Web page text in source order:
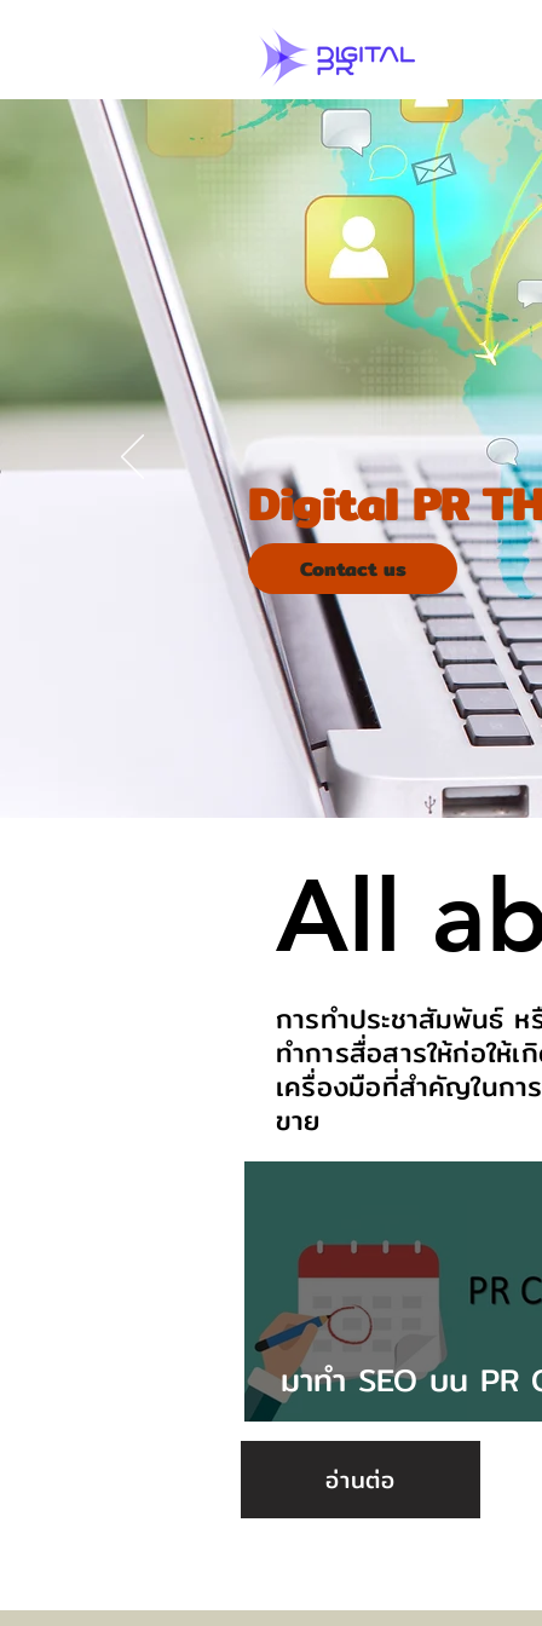
Digital PR
Contact us
All
การทำประชาสัมพันธ์
ทำการสื่อสารให้ก่อใ
เครื่องมือที่สำคัญในกา
ขาย
อ่านต่อ
มาทำ SEO บน
เถอะ